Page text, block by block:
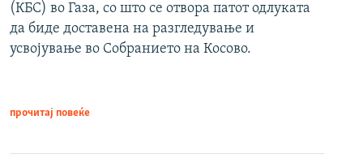
(КБС) во Газа, со што се отвора патот одлуката
да биде доставена на разгледување и
усвојување во Собранието на Косово.
прочитај повеќе